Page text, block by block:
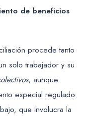
de beneficios
procede tanto
solo trabajador y su
, aunque
especial regulado
que involucra la